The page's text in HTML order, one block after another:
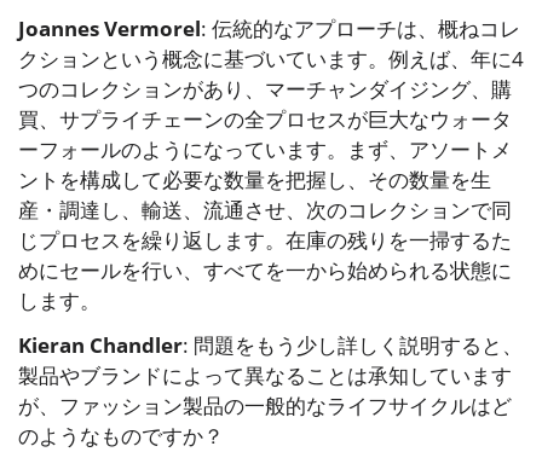
Joannes Vermorel: 伝統的なアプローチは、概ねコレ
クションという概念に基づいています。例えば、年に4
つのコレクションがあり、マーチャンダイジング、購
買、サプライチェーンの全プロセスが巨大なウォータ
ーフォールのようになっています。まず、アソートメ
ントを構成して必要な数量を把握し、その数量を生
産・調達し、輸送、流通させ、次のコレクションで同
じプロセスを繰り返します。在庫の残りを一掃するた
めにセールを行い、すべてを一から始められる状態に
します。
Kieran Chandler: 問題をもう少し詳しく説明すると、
製品やブランドによって異なることは承知しています
が、ファッション製品の一般的なライフサイクルはど
のようなものですか？